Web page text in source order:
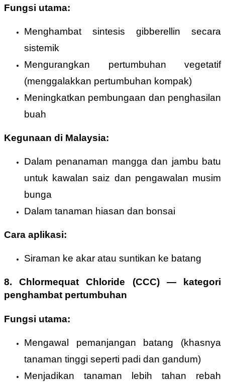
Fungsi utama:
Menghambat sintesis gibberellin secara
sistemik
Mengurangkan pertumbuhan vegetatif
(menggalakkan pertumbuhan kompak)
Meningkatkan pembungaan dan penghasilan
buah
Kegunaan di Malaysia:
Dalam penanaman mangga dan jambu batu
untuk kawalan saiz dan pengawalan musim
bunga
Dalam tanaman hiasan dan bonsai
Cara aplikasi:
Siraman ke akar atau suntikan ke batang
8. Chlormequat Chloride (CCC) —kategori
penghambat pertumbuhan
Fungsi utama:
Mengawal pemanjangan batang (khasnya
tanaman tinggi seperti padi dan gandum)
Menjadikan tanaman lebih tahan rebah